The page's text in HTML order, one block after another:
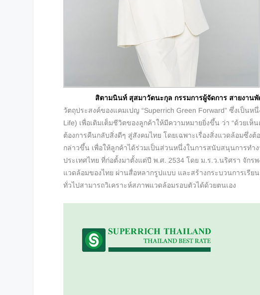
สิตามนินท์ สุสมาวัตนะกุลกรรมการผู้จัดการ สายงา
วัตถุประสงค์ของแคมเปญ “Superrich Green Forward” ซึ่งเป็น
Life) เพื่อเติมเต็มชีวิตของลูกค้าให้มีความหมายยิ่งขึ้น ว่า “ด้วยเ
ต้องการคืนกลับสิ่งดีๆ สู่สังคมไทย โดยเฉพาะเรื่องสิ่งแวดล้อมซึ่ง
กล่าวขึ้น เพื่อให้ลูกค้าได้ร่วมเป็นส่วนหนึ่งในการสนับสนุนการท
ประเทศไทย ที่ก่อตั้งมาตั้งแต่ปี พ.ศ. 2534 โดย ม.ร.ว.นริศรา จัก
แวดล้อมของไทย ผ่านสื่อหลากรูปแบบ และสร้างกระบวนการเรี
ทั่วไปสามารถวิเคราะห์สภาพแวดล้อมรอบตัวได้ด้วยตนเอง